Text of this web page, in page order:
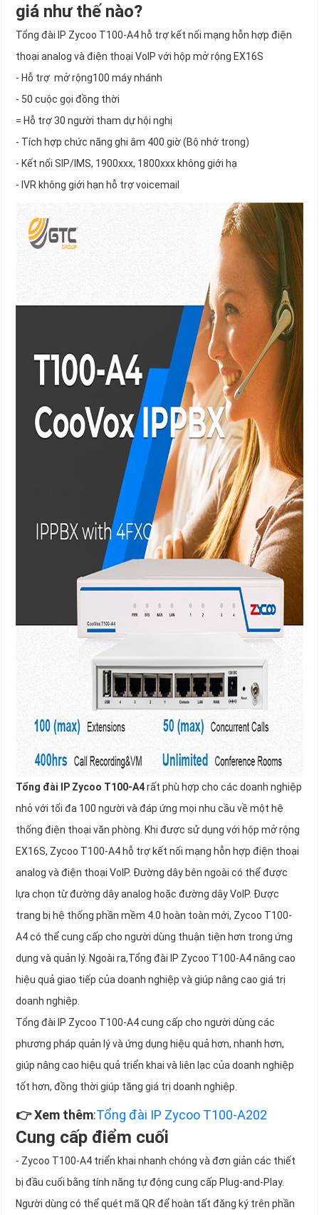
giá như thế nào?
Tổng đài IP Zycoo T100-A4 hỗ trợ kết nối mạng hỗn hợp điện
thoại analog và điện thoại VoIP với hộp mở rộng EX16S
- Hỗ trợ mở rộng100 máy nhánh
- 50 cuộc gọi đồng thời
= Hỗ trợ 30 người tham dự hội nghị
- Tích hợp chức năng ghi âm 400 giờ (Bộ nhớ trong)
- Kết nối SIP/IMS, 1900xxx, 1800xxx không giới hạ
- IVR không giới hạn hỗ trợ voicemail
Tổng đài IP Zycoo T100-A4rất phù hợp cho các doanh nghiệp
nhỏ với tối đa 100 người và đáp ứng mọi nhu cầu về một hệ
thống điện thoại văn phòng. Khi được sử dụng với hộp mở rộng
EX16S, Zycoo T100-A4 hỗ trợ kết nối mạng hỗn hợp điện thoại
analog và điện thoại VoIP. Đường dây bên ngoài có thể được
lựa chọn từ đường dây analog hoặc đường dây VoIP. Được
trang bị hệ thống phần mềm 4.0 hoàn toàn mới, Zycoo T100-
A4 có thể cung cấp cho người dùng thuận tiện hơn trong ứng
dụng và quản lý. Ngoài ra,Tổng đài IP Zycoo T100-A4 nâng cao
hiệu quả giao tiếp của doanh nghiệp và giúp nâng cao giá trị
doanh nghiệp.
Tổng đài IP Zycoo T100-A4 cung cấp cho người dùng các
phương pháp quản lý và ứng dụng hiệu quả hơn, nhanh hơn,
giúp nâng cao hiệu quả triển khai và liên lạc của doanh nghiệp
tốt hơn, đồng thời giúp tăng giá trị doanh nghiệp.
👉 Xem thêm:Tổng đài IP Zycoo T100-A202
Cung cấp điểm cuối
- Zycoo T100-A4 triển khai nhanh chóng và đơn giản các thiết
bị đầu cuối bằng tính năng tự động cung cấp Plug-and-Play.
Người dùng có thể quét mã QR để hoàn tất đăng ký trên phần